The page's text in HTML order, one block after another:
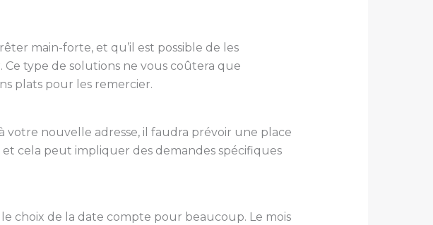
main-forte, et qu’il est possible de les
type de solutions ne vous coûtera que
plats pour les remercier.
votre nouvelle adresse, il faudra prévoir une place
cela peut impliquer des demandes spécifiques
choix de la date compte pour beaucoup. Le mois